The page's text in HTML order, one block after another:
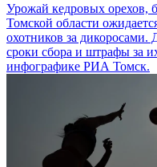
Урожай кедровых орехов,
Томской области
охотников за дикоросами.
сроки сбора и штрафы за
инфографике РИА Томск.